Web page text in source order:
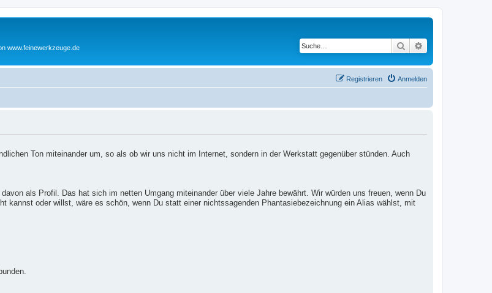
www.feinewerkzeuge.de Suche
Anmelden
Registrieren
Ton miteinander um, so als ob wir uns nicht im Internet, sondern in der Werkstatt gegenüber stünden. Auch
als Profil. Das hat sich im netten Umgang miteinander über viele Jahre bewährt. Wir würden uns freuen, wenn Du
kannst oder willst, wäre es schön, wenn Du statt einer nichtssagenden Phantasiebezeichnung ein Alias wählst, mit